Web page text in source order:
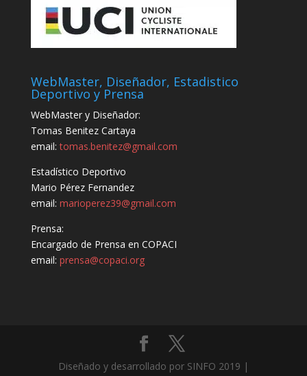
WebMaster, Diseñador, Estadistico
Deportivo y Prensa
WebMaster y Diseñador:
Tomas Benitez Cartaya
email:tomas.benitez@gmail.com
Estadístico Deportivo
Mario Pérez Fernandez
email: marioperez39@gmail.com
Prensa:
Encargado de Prensa en COPACI
email: prensa@copaci.org
Diseñado y desarrollado por SINFO 2019 |